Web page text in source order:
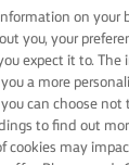
on your
you, your
expect it to. The
a more
can choose not
to find out
cookies may